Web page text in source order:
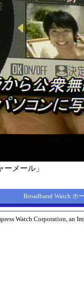
メール」
Broadband Watch ホ
Watch Corporation, an